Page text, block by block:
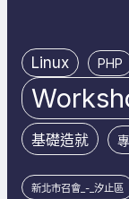
Linux PHP
基礎造就
新北市召會_-_汐止區